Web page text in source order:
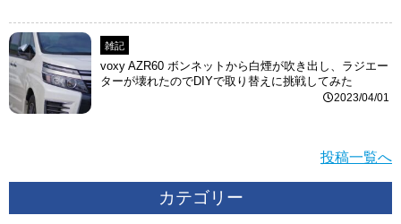
雑記
voxy AZR60 ボンネットから白煙が吹き出し、ラジエー
ターが壊れたのでDIYで取り替えに挑戦してみた
2023/04/01
投稿一覧へ
カテゴリー